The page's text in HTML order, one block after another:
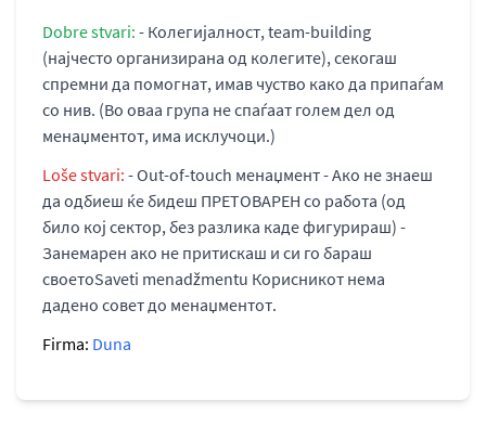
Dobre stvari: - Колегијалност, team-building
(најчесто организирана од колегите), секогаш
спремни да помогнат, имав чуство како да припаѓам
со нив. (Во оваа група не спаѓаат голем дел од
менаџментот, има исклучоци.)
Loše stvari: - Out-of-touch менаџмент - Ако не знаеш
да одбиеш ќе бидеш ПРЕТОВАРЕН со работа (од
било кој сектор, без разлика каде фигурираш) -
Занемарен ако не притискаш и си го бараш
своетоSaveti menadžmentu Корисникот нема
дадено совет до менаџментот.
Firma: Duna